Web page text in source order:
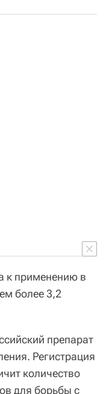
к применению в
более 3,2
препарат
Регистрация
количество
для борьбы с